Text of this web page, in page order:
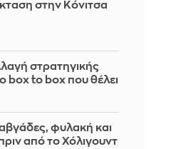
στην Κόνιτσα
στρατηγικής
box to box που θέλει
φυλακή και
από το Χόλιγουντ